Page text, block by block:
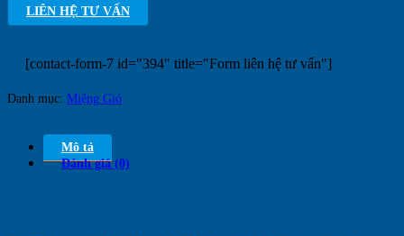
LIÊN HỆ TƯ VẤN
[contact-form-7 id="394" title="Form liên hệ tư vấn"]
Danh mục: Miệng Gió
Mô tả
Đánh giá (0)